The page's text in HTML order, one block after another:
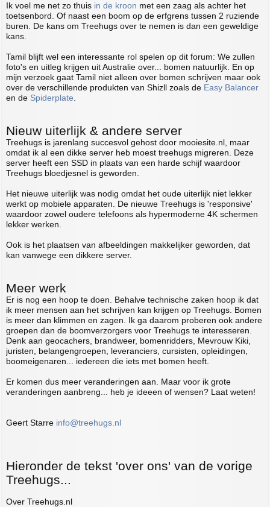
Ik voel me net zo thuis in de kroon met een zaag als achter het
toetsenbord. Of naast een boom op de erfgrens tussen 2 ruziende
buren. De kans om Treehugs over te nemen is dan een geweldige
kans.
Tamil blijft wel een interessante rol spelen op dit forum: We zullen
foto's en uitleg krijgen uit Australie over... bomen natuurlijk. En op
mijn verzoek gaat Tamil niet alleen over bomen schrijven maar ook
over de verschillende produkten van Shizll zoals de Easy Balancer
en de Spiderplate
Nieuw uiterlijk & andere server
Treehugs is jarenlang succesvol gehost door mooiesite.nl, maar
omdat ik al een dikke server heb moest treehugs migreren. Deze
server heeft een SSD in plaats van een harde schijf waardoor
Treehugs bloedjesnel is geworden.
Het nieuwe uiterlijk was nodig omdat het oude uiterlijk niet lekker
werkt op mobiele apparaten. De nieuwe Treehugs is 'responsive'
waardoor zowel oudere telefoons als hypermoderne 4K schermen
lekker werken.
Ook is het plaatsen van afbeeldingen makkelijker geworden, dat
kan vanwege een dikkere server.
Meer werk
Er is nog een hoop te doen. Behalve technische zaken hoop ik dat
ik meer mensen aan het schrijven kan krijgen op Treehugs. Bomen
is meer dan klimmen en zagen. Ik ga daarom proberen ook andere
groepen dan de boomverzorgers voor Treehugs te interesseren.
Denk aan geocachers, brandweer, bomenridders, Mevrouw Kiki,
juristen, belangengroepen, leveranciers, cursisten, opleidingen,
boomeigenaren... iedereen die iets met bomen heeft.
Er komen dus meer veranderingen aan. Maar voor ik grote
veranderingen aanbreng... heb je ideeen of wensen? Laat weten!
Geert Starre info@treehugs.nl
Hieronder de tekst 'over ons' van de vorige
Treehugs...
Over Treehugs.nl